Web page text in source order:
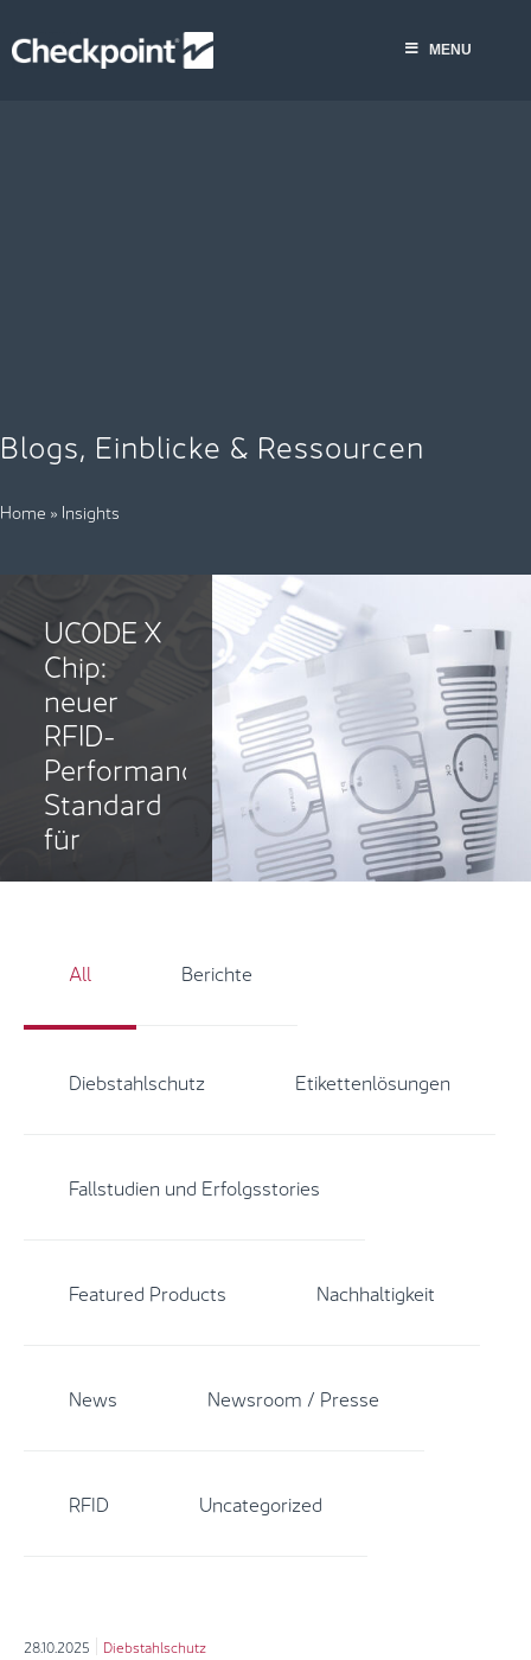
to
MENU
Blogs, Einblicke & Ressourcen
Home » Insights
UCODE X
Chip:
neuer
RFID-
Performance-
Standard
für
Handel
Chip: ein
neuer
Standard
in Handel
RFID muss
All Berichte
Diebstahlschutz Etikettenlösungen
Fallstudien und Erfolgsstories
Featured Products Nachhaltigkeit
News Newsroom / Presse
RFID Uncategorized
28.10.2025 Diebstahlschutz